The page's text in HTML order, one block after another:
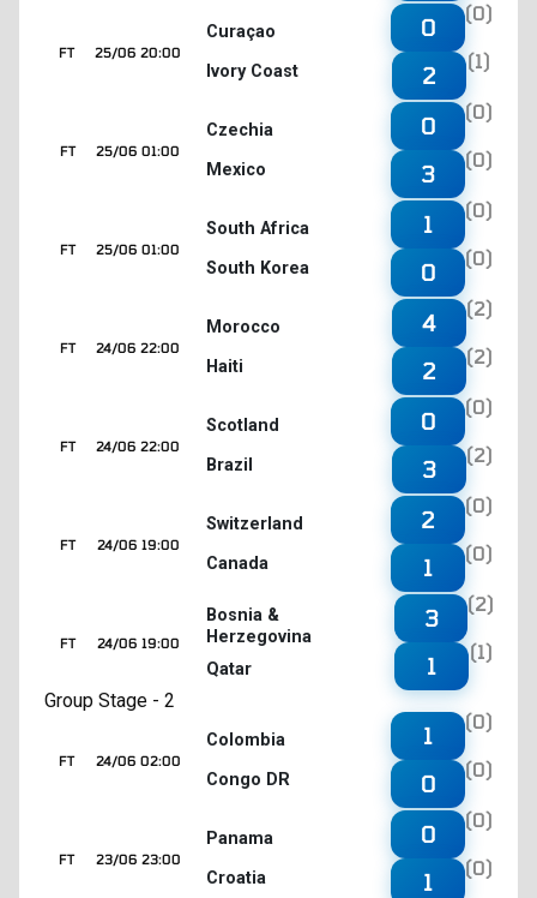
25/06 20:00
FT
Curaçao
Ivory Coast
0
(0)
2
(1)
25/06 01:00
FT
Czechia
Mexico
0
(0)
3
(0)
25/06 01:00
FT
South Africa
South Korea
1
(0)
0
(0)
24/06 22:00
FT
Morocco
Haiti
4
(2)
2
(2)
24/06 22:00
FT
Scotland
Brazil
0
(0)
3
(2)
24/06 19:00
FT
Switzerland
Canada
2
(0)
1
(0)
24/06 19:00
FT
Bosnia &
Herzegovina
Qatar
3
(2)
1
(1)
Group Stage - 2
24/06 02:00
FT
Colombia
Congo DR
1
(0)
0
(0)
23/06 23:00
FT
Panama
Croatia
0
(0)
1
(0)